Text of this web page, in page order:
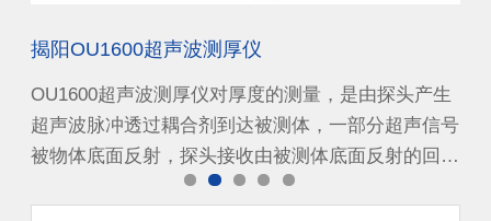
揭阳OU1600超声波测厚仪
OU1600超声波测厚仪对厚度的测量，是由探头产生
超声波脉冲透过耦合剂到达被测体，一部分超声信号
被物体底面反射，探头接收由被测体底面反射的回…